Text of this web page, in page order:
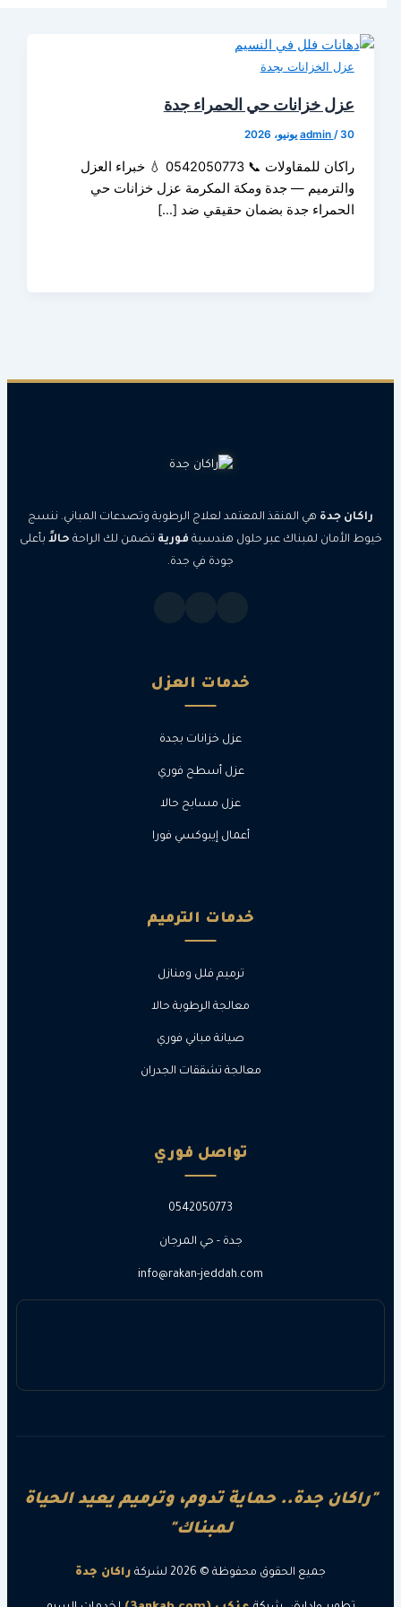
الخزانات بجدة
خزانات حي الحمراء جدة
راكان للمقاولات 📞 0542050773 💧 خبراء العزل
— جدة ومكة المكرمة عزل خزانات حي
جدة بضمان حقيقي ضد […]
هي المنقذ المعتمد لعلاج الرطوبة وتصدعات المباني. ننسج
لمبناك عبر حلول هندسيةفوريةتضمن لك الراحةحالاًبأعلى
جودة في جدة.
خدمات العزل
عزل خزانات بجدة
عزل أسطح فوري
عزل مسابح حالا
أعمال إيبوكسي فورا
خدمات الترميم
ترميم فلل ومنازل
معالجة الرطوبة حالا
صيانة مباني فوري
معالجة تشققات الجدران
تواصل فوري
جدة - حي المرجان
info@rakan-jeddah.com
جدة.. حماية تدوم، وترميم يعيد الحياة
لمبناك"
جميع الحقوق محفوظة © 2026 لشركة راكان جدة